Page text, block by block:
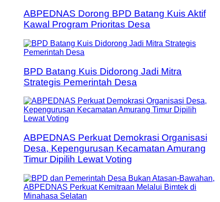
ABPEDNAS Dorong BPD Batang Kuis Aktif
Kawal Program Prioritas Desa
BPD Batang Kuis Didorong Jadi Mitra
Strategis Pemerintah Desa
ABPEDNAS Perkuat Demokrasi Organisasi
Desa, Kepengurusan Kecamatan Amurang
Timur Dipilih Lewat Voting